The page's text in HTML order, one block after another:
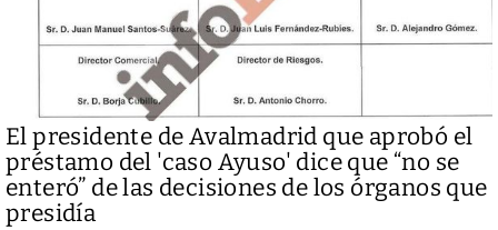
El presidente de Avalmadrid que aprobó el
préstamo del 'caso Ayuso' dice que “no se
enteró” de las decisiones de los órganos que
presidía